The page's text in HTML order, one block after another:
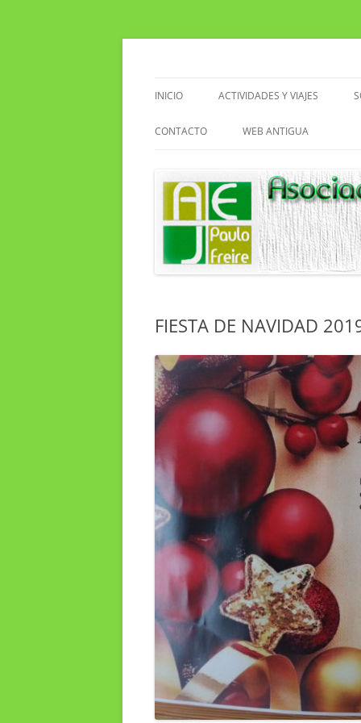
Saltar
INICIO ACTIVIDADES Y VIAJES
VIAJES
EXCURSIONES
SENDERISMO
CLUB DE LECTURA
CONTACTO WEB ANTIGUA
FIESTA DE NAVIDAD